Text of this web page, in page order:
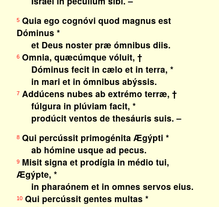
5Quia ego cognóvi quod magnus est
Dóminus *
et Deus noster præ ómnibus diis.
6Omnia, quæcúmque vóluit, †
Dóminus fecit in cælo et in terra, *
in mari et in ómnibus abýssis.
7Addúcens nubes ab extrémo terræ, †
fúlgura in plúviam facit, *
prodúcit ventos de thesáuris suis. –
8Qui percússit primogénita Ægýpti *
ab hómine usque ad pecus.
9Misit signa et prodígia in médio tui,
Ægýpte, *
in pharaónem et in omnes servos eius.
10Qui percússit gentes multas *